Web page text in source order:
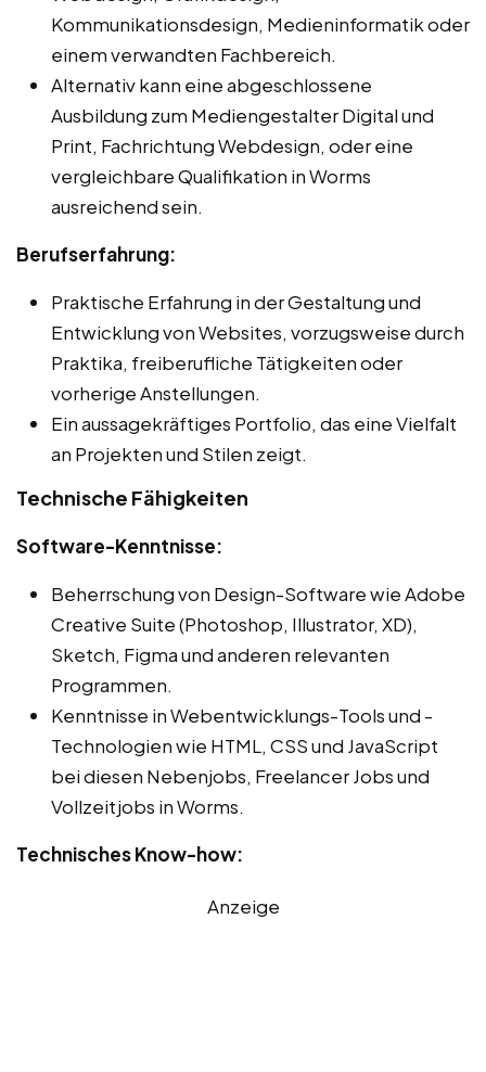
Kommunikationsdesign, Medieninformatik oder
einem verwandten Fachbereich.
Alternativ kann eine abgeschlossene
Ausbildung zum Mediengestalter Digital und
Print, Fachrichtung Webdesign, oder eine
vergleichbare Qualifikation in Worms
ausreichend sein.
Berufserfahrung:
Praktische Erfahrung in der Gestaltung und
Entwicklung von Websites, vorzugsweise durch
Praktika, freiberufliche Tätigkeiten oder
vorherige Anstellungen.
Ein aussagekräftiges Portfolio, das eine Vielfalt
an Projekten und Stilen zeigt.
Technische Fähigkeiten
Software-Kenntnisse:
Beherrschung von Design-Software wie Adobe
Creative Suite (Photoshop, Illustrator, XD),
Sketch, Figma und anderen relevanten
Programmen.
Kenntnisse in Webentwicklungs-Tools und -
Technologien wie HTML, CSS und JavaScript
bei diesen Nebenjobs, Freelancer Jobs und
Vollzeitjobs in Worms.
Technisches Know-how:
Anzeige